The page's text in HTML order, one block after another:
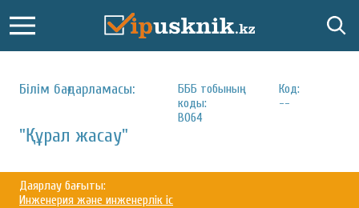
Білім бағдарламасы:
БББ тобының
коды:
B064
Код:
--
"Құрал жасау"
Даярлау бағыты:
Инженерия және инженерлік іс